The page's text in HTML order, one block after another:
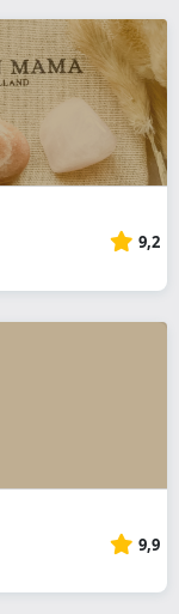
9,2
9,9